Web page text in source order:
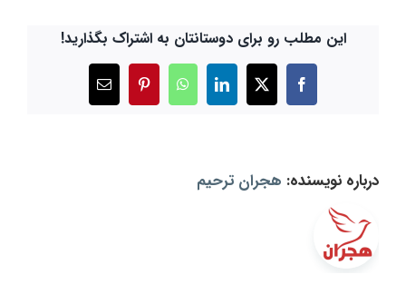
این مطلب رو برای دوستانتان به اشتراک بگذارید!
Facebook
X
LinkedIn
WhatsApp
Pinterest
درباره نویسنده: هجران ترحیم